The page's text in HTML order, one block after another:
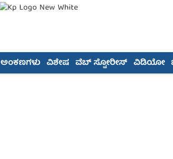
ಅಂಕಣಗಳು ವಿಶೇಷ ವೆಬ್ ಸ್ಟೋರೀಸ್ ವಿಡಿಯೋ